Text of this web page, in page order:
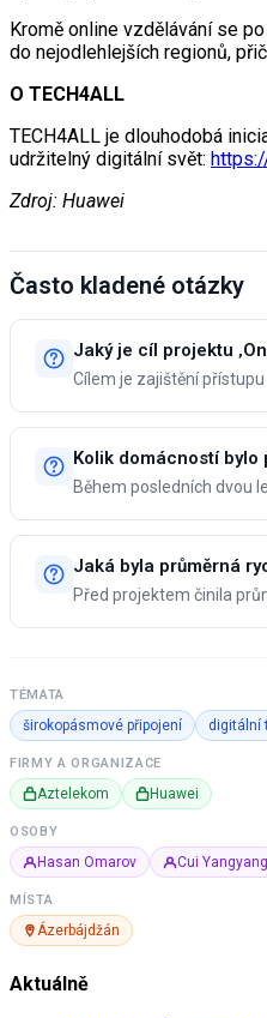
Kromě online vzdělávání se
do nejodlehlejších regionů,
O TECH4ALL
TECH4ALL je dlouhodobá
udržitelný digitální svět:
Zdroj: Huawei
Často kladené otázky
Jaký je cíl projektu
Cílem je zajištění
Kolik domácností
Během posledních dvou
Jaká byla průměrná
Před projektem činila
TÉMATA
širokopásmové připojení digitální
FIRMY A ORGANIZACE
Aztelekom Huawei
OSOBY
Hasan Omarov Cui Yangyang
MÍSTA
Ázerbájdžán
Aktuálně